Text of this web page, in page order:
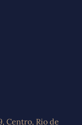
Centro, Rio de